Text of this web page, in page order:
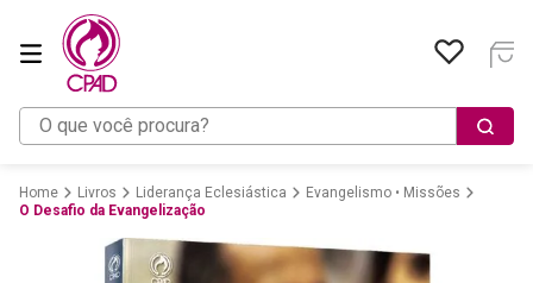
O que você procura?
Livros Liderança Eclesiástica
Evangelismo • Missões
O Desafio da Evangelização